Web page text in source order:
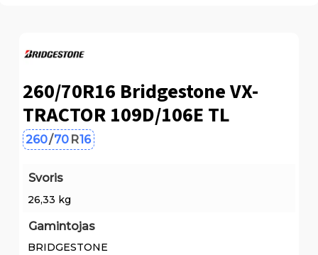
260/70R16 Bridgestone VX-
TRACTOR 109D/106E TL
260/70 R16
Svoris
26,33 kg
Gamintojas
BRIDGESTONE